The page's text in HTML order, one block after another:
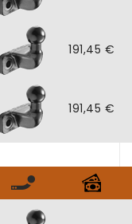
191,45 €
191,45 €